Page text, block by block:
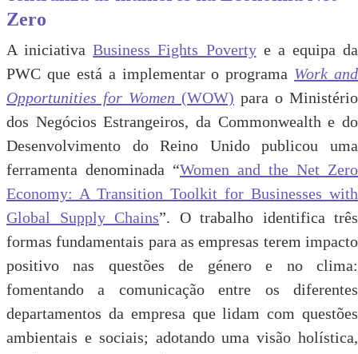
Zero
A iniciativaBusiness Fights Povertye a equipa da
PWC que está a implementar o programa Work and
Opportunities for Women (WOW) para o Ministério
dos Negócios Estrangeiros, da Commonwealth e do
Desenvolvimento do Reino Unido publicou uma
ferramenta denominada “Women and the Net Zero
Economy: A Transition Toolkit for Businesses with
Global Supply Chains”. O trabalho identifica três
formas fundamentais para as empresas terem impacto
positivo nas questões de género e no clima:
fomentando a comunicação entre os diferentes
departamentos da empresa que lidam com questões
ambientais e sociais; adotando uma visão holística,